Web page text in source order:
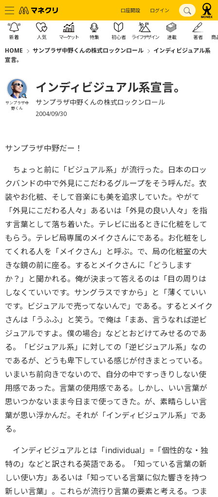
口座開設 ログイン
新着 人気 マーケット 特集 初心者 ライフデザイン 連載 著者 商
HOME サンプラザ中野くんの株式ロックンロール
インディビジュアル系
宣言。
サンプラザ中
野くん
インディビジュアル系宣言。
サンプラザ中野くんの株式ロックンロール
2004/09/30
サンプラザ中野だー！
ちょっと前に「ビジュアル系」が流行った。日本のロッ
クバンドの中で外見にこだわるグループをそう呼んだ。衣
装やお化粧、そして音楽にも美を追求していた。やがて
「外見にこだわる人々」あるいは「外見の良い人々」を指
す言葉として落ち着いた。テレビに出るときに化粧をして
もらう。テレビ局専属のメイクさんにである。お化粧をし
てくれる人を「メイクさん」と呼ぶ。で、局の化粧室の大
きな鏡の前に座る。するとメイクさんに「どうします
か？」と聞かれる。俺が決まって答えるのは「目の周りは
しなくていいです。サングラスですから」と「薄くていい
です。ビジュアルで売ってないんで」である。するとメイク
さんは「うふふ」と笑う。で俺は「まあ、言うなれば逆ビ
ジュアルですよ。僕の場合」などとおどけてみせるのであ
る。「ビジュアル系」に対しての「逆ビジュアル系」なの
であるが、どうも卑下している感じが付きまとっている。
いまいち前向きでないので、自分の中ですっきりしない使
用感であった。言葉の使用感である。しかし、いい言葉が
思いつかないまま今日まで使ってきた。が、素晴らしい言
葉が思い浮かんだ。それが「インディビジュアル系」であ
る。
インディビジュアルとは「individual」=「個性的な・独
特の」などと訳される英語である。「知っている言葉の新
しい使い方」あるいは「知っている言葉に似た響きを持つ
新しい言葉」。これらが流行り言葉の要素と考える。つま